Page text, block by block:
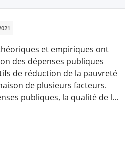
et empiriques ont
des dépenses publiques
de réduction de la pauvreté
de plusieurs facteurs.
publiques, la qualité de l...